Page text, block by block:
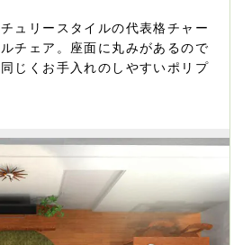
ュリースタイルの代表格チャー
チェア。座面に丸みがあるので
じくお手入れのしやすいポリプ